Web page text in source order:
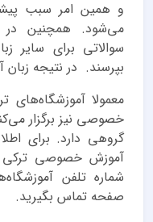
و همین امر سبب
می‌شود. همچنین
سوالاتی برای سایر
بپرسند. در نتیجه
معمولا آموزشگاه‌های
خصوصی نیز برگزار
گروهی دارد. برای
آموزش خصوصی ترکی
شماره تلفن
صفحه تماس بگیرید.